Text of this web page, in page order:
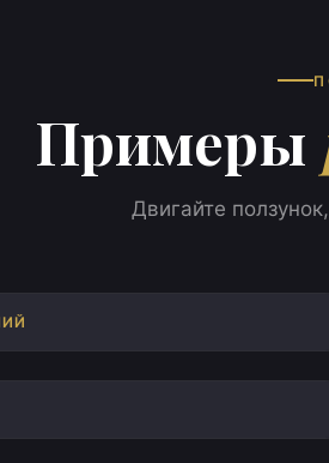
Примеры
Двигайте